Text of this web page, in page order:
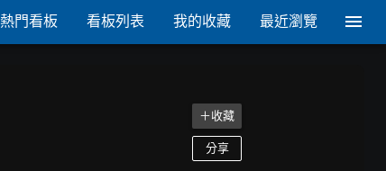
熱門看板 看板列表 我的收藏 最近瀏覽
＋收藏
分享